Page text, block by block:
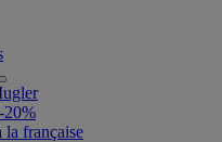
20%
française